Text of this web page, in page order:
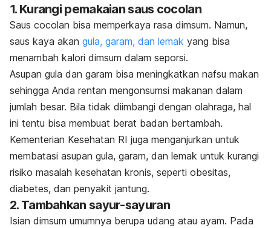
1. Kurangi pemakaian saus cocolan
Saus cocolan bisa memperkaya rasa dimsum. Namun,
saus kaya akan gula, garam, dan lemak yang bisa
menambah kalori dimsum dalam seporsi.
Asupan gula dan garam bisa meningkatkan nafsu makan
sehingga Anda rentan mengonsumsi makanan dalam
jumlah besar. Bila tidak diimbangi dengan olahraga, hal
ini tentu bisa membuat berat badan bertambah.
Kementerian Kesehatan RI juga menganjurkan untuk
membatasi asupan gula, garam, dan lemak untuk kurangi
risiko masalah kesehatan kronis, seperti obesitas,
diabetes, dan penyakit jantung.
2. Tambahkan sayur-sayuran
Isian dimsum umumnya berupa udang atau ayam. Pada